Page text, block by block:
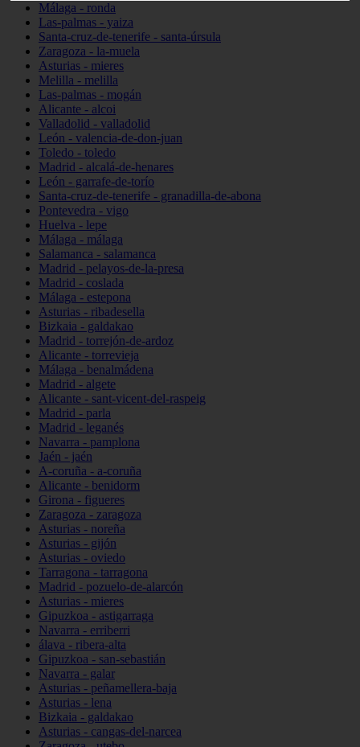
Málaga - ronda
Las-palmas - yaiza
Santa-cruz-de-tenerife - santa-úrsula
Zaragoza - la-muela
Asturias - mieres
Melilla - melilla
Las-palmas - mogán
Alicante - alcoi
Valladolid - valladolid
León - valencia-de-don-juan
Toledo - toledo
Madrid - alcalá-de-henares
León - garrafe-de-torío
Santa-cruz-de-tenerife - granadilla-de-abona
Pontevedra - vigo
Huelva - lepe
Málaga - málaga
Salamanca - salamanca
Madrid - pelayos-de-la-presa
Madrid - coslada
Málaga - estepona
Asturias - ribadesella
Bizkaia - galdakao
Madrid - torrejón-de-ardoz
Alicante - torrevieja
Málaga - benalmádena
Madrid - algete
Alicante - sant-vicent-del-raspeig
Madrid - parla
Madrid - leganés
Navarra - pamplona
Jaén - jaén
A-coruña - a-coruña
Alicante - benidorm
Girona - figueres
Zaragoza - zaragoza
Asturias - noreña
Asturias - gijón
Asturias - oviedo
Tarragona - tarragona
Madrid - pozuelo-de-alarcón
Asturias - mieres
Gipuzkoa - astigarraga
Navarra - erriberri
álava - ribera-alta
Gipuzkoa - san-sebastián
Navarra - galar
Asturias - peñamellera-baja
Asturias - lena
Bizkaia - galdakao
Asturias - cangas-del-narcea